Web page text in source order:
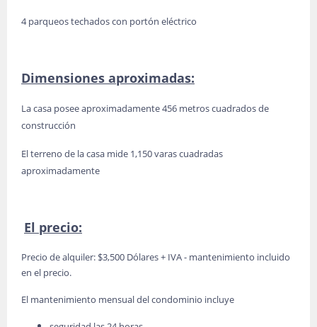
4 parqueos techados con portón eléctrico
Dimensiones aproximadas:
La casa posee aproximadamente 456 metros cuadrados de
construcción
El terreno de la casa mide 1,150 varas cuadradas
aproximadamente
El precio:
Precio de alquiler: $3,500 Dólares + IVA - mantenimiento incluido
en el precio.
El mantenimiento mensual del condominio incluye